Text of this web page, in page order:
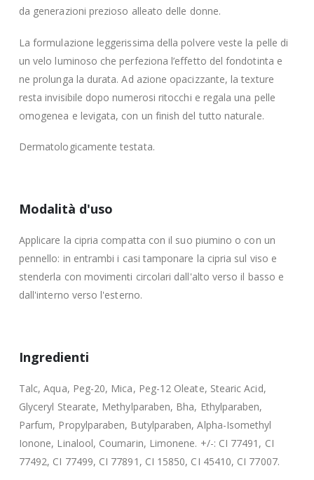
da generazioni prezioso alleato delle donne.
La formulazione leggerissima della polvere veste la pelle di
un velo luminoso che perfeziona l’effetto del fondotinta e
ne prolunga la durata. Ad azione opacizzante, la texture
resta invisibile dopo numerosi ritocchi e regala una pelle
omogenea e levigata, con un finish del tutto naturale.
Dermatologicamente testata.
Modalità d'uso
Applicare la cipria compatta con il suo piumino o con un
pennello: in entrambi i casi tamponare la cipria sul viso e
stenderla con movimenti circolari dall'alto verso il basso e
dall'interno verso l'esterno.
Ingredienti
Talc, Aqua, Peg-20, Mica, Peg-12 Oleate, Stearic Acid,
Glyceryl Stearate, Methylparaben, Bha, Ethylparaben,
Parfum, Propylparaben, Butylparaben, Alpha-Isomethyl
Ionone, Linalool, Coumarin, Limonene. +/-: CI 77491, CI
77492, CI 77499, CI 77891, CI 15850, CI 45410, CI 77007.